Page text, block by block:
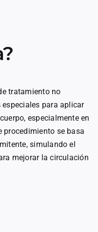
tratamiento no
para aplicar
especialmente en
procedimiento se basa
simulando el
mejorar la circulación